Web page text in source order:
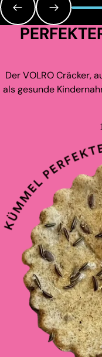
Der VOLRO Cräcker,
als gesunde